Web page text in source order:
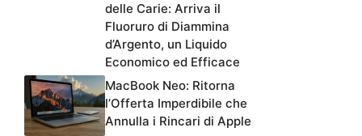
delle Carie: Arriva il
Fluoruro di Diammina
d’Argento, un Liquido
Economico ed Efficace
MacBook Neo: Ritorna
l’Offerta Imperdibile che
Annulla i Rincari di Apple